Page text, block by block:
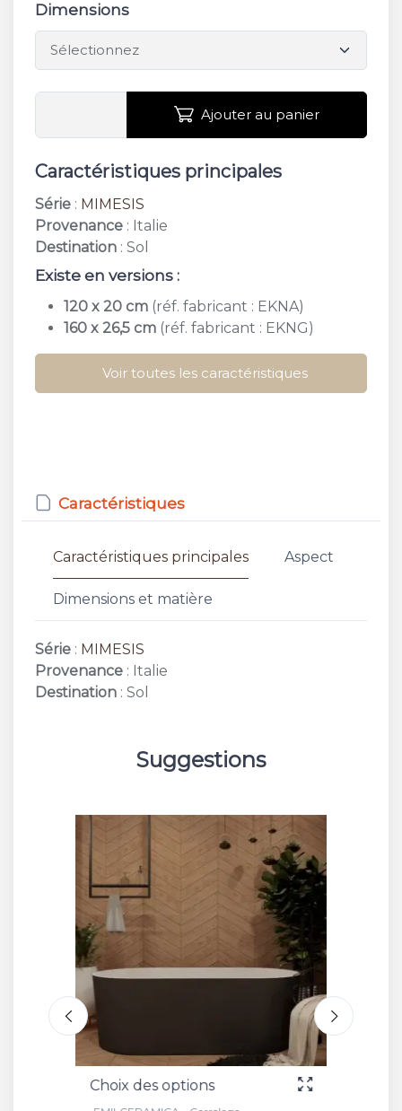
Dimensions
Ajouter au panier
Caractéristiques principales
Série : MIMESIS
Provenance : Italie
Destination : Sol
Existe en versions :
120 x 20 cm (réf. fabricant : EKNA)
160 x 26,5 cm (réf. fabricant : EKNG)
Voir toutes les caractéristiques
Caractéristiques
Caractéristiques principales Aspect
Dimensions et matière
Série : MIMESIS
Provenance : Italie
Destination : Sol
Suggestions
Choix des options